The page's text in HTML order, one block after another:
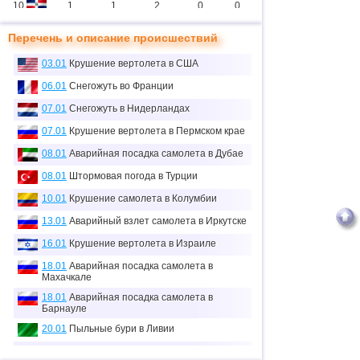
10 1 1 2 0 0
11
12 1
13 3 1 2
14 1 1 0
15 3 2 5 2 7
16 1 0 0 0 0
17
≈
тыс.
18 1 0 0 0 0
19 2 2 1 0
20 1 0 2 0
21 1 0 0 0
22 2 0 0
Перечень и описание происшествий
03.01 Крушение вертолета в США
06.01 Снегожуть во Франции
07.01 Снегожуть в Нидерландах
07.01 Крушение вертолета в Пермском крае
08.01 Аварийная посадка самолета в Дубае
08.01 Штормовая погода в Турции
10.01 Крушение самолета в Колумбии
13.01 Аварийный взлет самолета в Иркутске
16.01 Крушение вертолета в Израиле
18.01 Аварийная посадка самолета в
Махачкале
18.01 Аварийная посадка самолета в
Барнауле
20.01 Пыльные бури в Ливии